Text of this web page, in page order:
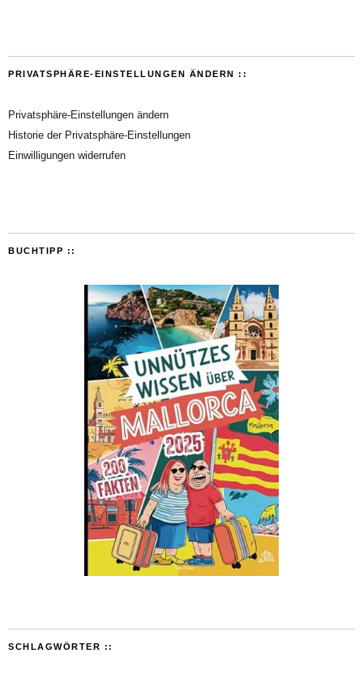
PRIVATSPHÄRE-EINSTELLUNGEN ÄNDERN ::
Privatsphäre-Einstellungen ändern
Historie der Privatsphäre-Einstellungen
Einwilligungen widerrufen
BUCHTIPP ::
SCHLAGWÖRTER ::